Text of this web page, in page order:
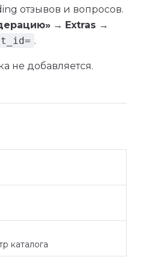
отзывов и вопросов.
→ Extras →
.
не добавляется.
каталога